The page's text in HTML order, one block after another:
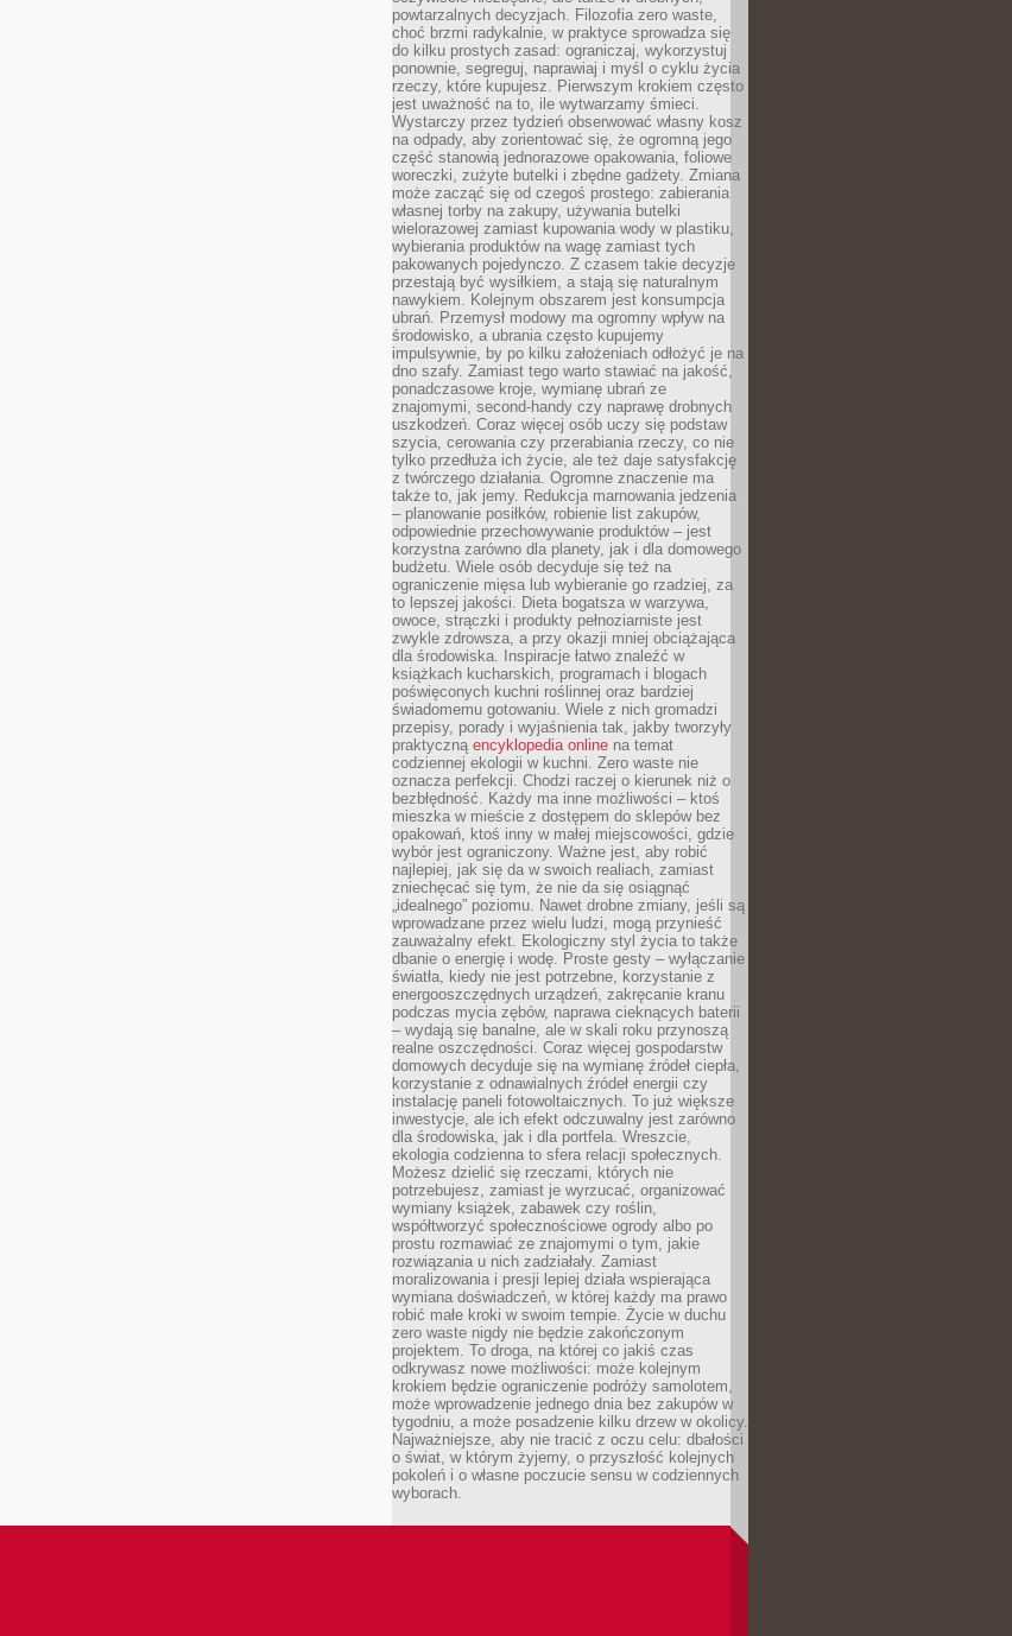
powtarzalnych decyzjach. Filozofia zero waste,
choć brzmi radykalnie, w praktyce sprowadza się
do kilku prostych zasad: ograniczaj, wykorzystuj
ponownie, segreguj, naprawiaj i myśl o cyklu życia
rzeczy, które kupujesz. Pierwszym krokiem często
jest uważność na to, ile wytwarzamy śmieci.
Wystarczy przez tydzień obserwować własny kosz
na odpady, aby zorientować się, że ogromną jego
część stanowią jednorazowe opakowania, foliowe
woreczki, zużyte butelki i zbędne gadżety. Zmiana
może zacząć się od czegoś prostego: zabierania
własnej torby na zakupy, używania butelki
wielorazowej zamiast kupowania wody w plastiku,
wybierania produktów na wagę zamiast tych
pakowanych pojedynczo. Z czasem takie decyzje
przestają być wysiłkiem, a stają się naturalnym
nawykiem. Kolejnym obszarem jest konsumpcja
ubrań. Przemysł modowy ma ogromny wpływ na
środowisko, a ubrania często kupujemy
impulsywnie, by po kilku założeniach odłożyć je na
dno szafy. Zamiast tego warto stawiać na jakość,
ponadczasowe kroje, wymianę ubrań ze
znajomymi, second-handy czy naprawę drobnych
uszkodzeń. Coraz więcej osób uczy się podstaw
szycia, cerowania czy przerabiania rzeczy, co nie
tylko przedłuża ich życie, ale też daje satysfakcję
z twórczego działania. Ogromne znaczenie ma
także to, jak jemy. Redukcja marnowania jedzenia
– planowanie posiłków, robienie list zakupów,
odpowiednie przechowywanie produktów – jest
korzystna zarówno dla planety, jak i dla domowego
budżetu. Wiele osób decyduje się też na
ograniczenie mięsa lub wybieranie go rzadziej, za
to lepszej jakości. Dieta bogatsza w warzywa,
owoce, strączki i produkty pełnoziarniste jest
zwykle zdrowsza, a przy okazji mniej obciążająca
dla środowiska. Inspiracje łatwo znaleźć w
książkach kucharskich, programach i blogach
poświęconych kuchni roślinnej oraz bardziej
świadomemu gotowaniu. Wiele z nich gromadzi
przepisy, porady i wyjaśnienia tak, jakby tworzyły
praktyczną encyklopedia online na temat
codziennej ekologii w kuchni. Zero waste nie
oznacza perfekcji. Chodzi raczej o kierunek niż o
bezbłędność. Każdy ma inne możliwości – ktoś
mieszka w mieście z dostępem do sklepów bez
opakowań, ktoś inny w małej miejscowości, gdzie
wybór jest ograniczony. Ważne jest, aby robić
najlepiej, jak się da w swoich realiach, zamiast
zniechęcać się tym, że nie da się osiągnąć
„idealnego” poziomu. Nawet drobne zmiany, jeśli są
wprowadzane przez wielu ludzi, mogą przynieść
zauważalny efekt. Ekologiczny styl życia to także
dbanie o energię i wodę. Proste gesty – wyłączanie
światła, kiedy nie jest potrzebne, korzystanie z
energooszczędnych urządzeń, zakręcanie kranu
podczas mycia zębów, naprawa cieknących baterii
– wydają się banalne, ale w skali roku przynoszą
realne oszczędności. Coraz więcej gospodarstw
domowych decyduje się na wymianę źródeł ciepła,
korzystanie z odnawialnych źródeł energii czy
instalację paneli fotowoltaicznych. To już większe
inwestycje, ale ich efekt odczuwalny jest zarówno
dla środowiska, jak i dla portfela. Wreszcie,
ekologia codzienna to sfera relacji społecznych.
Możesz dzielić się rzeczami, których nie
potrzebujesz, zamiast je wyrzucać, organizować
wymiany książek, zabawek czy roślin,
współtworzyć społecznościowe ogrody albo po
prostu rozmawiać ze znajomymi o tym, jakie
rozwiązania u nich zadziałały. Zamiast
moralizowania i presji lepiej działa wspierająca
wymiana doświadczeń, w której każdy ma prawo
robić małe kroki w swoim tempie. Życie w duchu
zero waste nigdy nie będzie zakończonym
projektem. To droga, na której co jakiś czas
odkrywasz nowe możliwości: może kolejnym
krokiem będzie ograniczenie podróży samolotem,
może wprowadzenie jednego dnia bez zakupów w
tygodniu, a może posadzenie kilku drzew w okolicy.
Najważniejsze, aby nie tracić z oczu celu: dbałości
o świat, w którym żyjemy, o przyszłość kolejnych
pokoleń i o własne poczucie sensu w codziennych
wyborach.